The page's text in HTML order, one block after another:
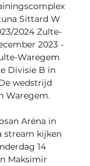
Sittard W
2024 Zulte-
2023 -
Waregem
Divisie B in
wedstrijd
Waregem.
Aréna in
stream kijken
14
Maksimir